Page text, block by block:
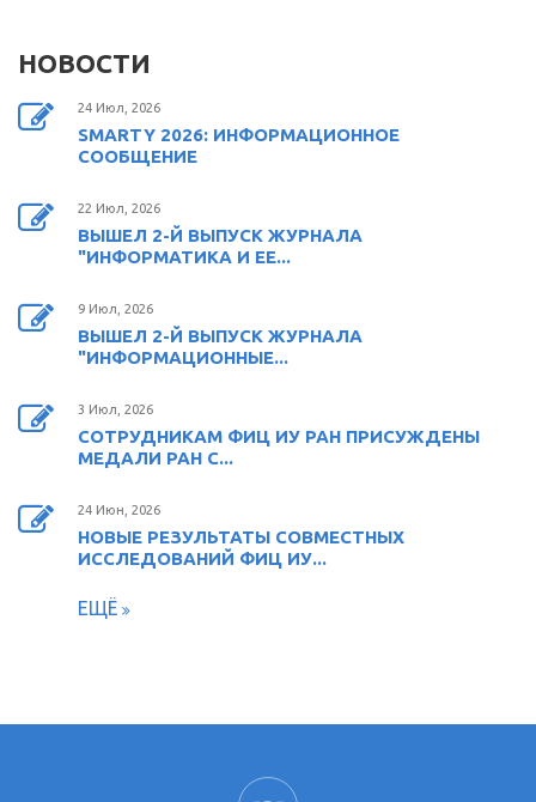
НОВОСТИ
24 Июл, 2026
SMARTY 2026: ИНФОРМАЦИОННОЕ
СООБЩЕНИЕ
22 Июл, 2026
ВЫШЕЛ 2-Й ВЫПУСК ЖУРНАЛА
"ИНФОРМАТИКА И ЕЕ...
9 Июл, 2026
ВЫШЕЛ 2-Й ВЫПУСК ЖУРНАЛА
"ИНФОРМАЦИОННЫЕ...
3 Июл, 2026
СОТРУДНИКАМ ФИЦ ИУ РАН ПРИСУЖДЕНЫ
МЕДАЛИ РАН С...
24 Июн, 2026
НОВЫЕ РЕЗУЛЬТАТЫ СОВМЕСТНЫХ
ИССЛЕДОВАНИЙ ФИЦ ИУ...
ЕЩЁ